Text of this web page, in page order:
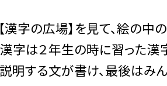
漢字の広場】を見て、絵の
漢字は２年生の時に習った
説明する文が書け、最後はみ